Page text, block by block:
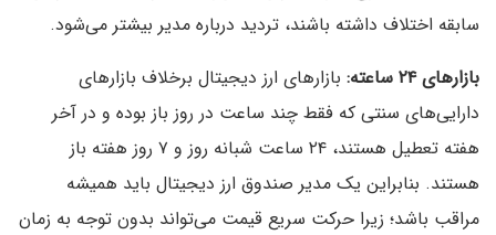
سابقه اختلاف داشته باشند، تردید درباره مدیر بیشتر می‌شود.
بازارهای ۲۴ ساعته:
بازارهای ارز دیجیتال برخلاف بازارهای
دارایی‌های سنتی که فقط چند ساعت در روز باز بوده و در آخر
هفته تعطیل هستند، ۲۴ ساعت شبانه روز و ۷ روز هفته باز
هستند. بنابراین یک مدیر صندوق ارز دیجیتال باید همیشه
مراقب باشد؛ زیرا حرکت سریع قیمت می‌تواند بدون توجه به زمان